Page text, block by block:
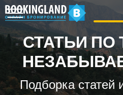
СТАТЬИ ПО
Подборка статей